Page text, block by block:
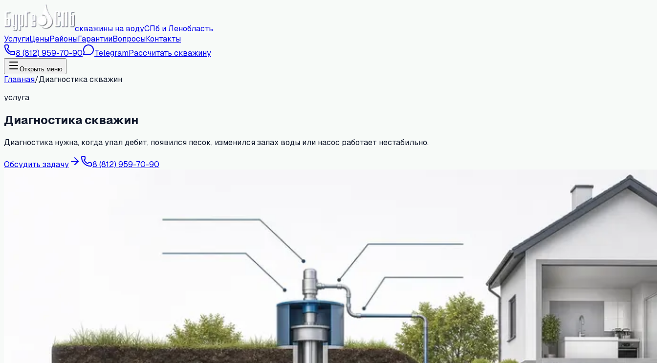
скважины на водуСПб и Ленобласть
УслугиЦеныРайоныГарантииВопросыКонтакты
8 (812) 959-70-90
TelegramРассчитать скважину
Открыть меню
Главная/Диагностика скважин
услуга
Диагностика скважин
Диагностика нужна, когда упал дебит, появился песок, изменился запах воды или насос работает нестабильно.
Обсудить задачу 8 (812) 959-70-90